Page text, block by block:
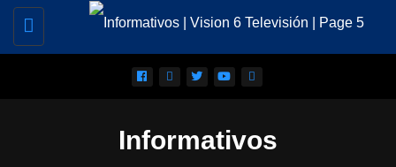
navigation
Informativos